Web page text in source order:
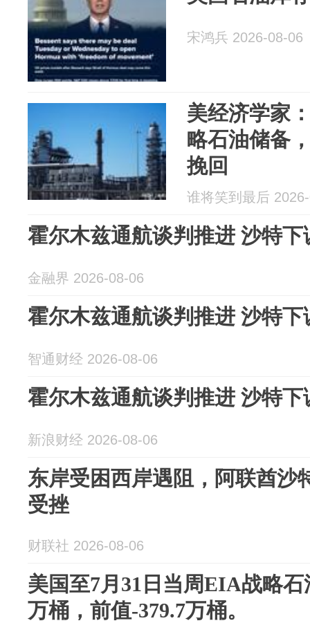
宋鸿兵 2026-08-06
美经济学家
略石油储备
挽回
谁将笑到最后
霍尔木兹通航谈判推进 沙特
金融界 2026-08-06
霍尔木兹通航谈判推进 沙特
智通财经 2026-08-06
霍尔木兹通航谈判推进 沙特
新浪财经 2026-08-06
东岸受困西岸遇阻，阿联酋沙
受挫
财联社 2026-08-06
美国至7月31日当周EIA战略石
万桶，前值-379.7万桶。